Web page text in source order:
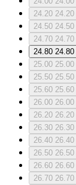
24.20
24.50
24.70
24.80
25.00
25.50
25.60
26.00
26.20
26.30
26.40
26.50
26.60
26.70